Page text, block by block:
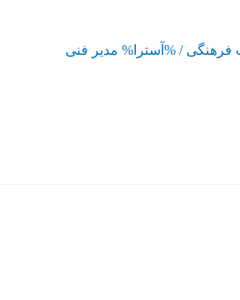
فرهنگی / %آسترا% مدیر فنی